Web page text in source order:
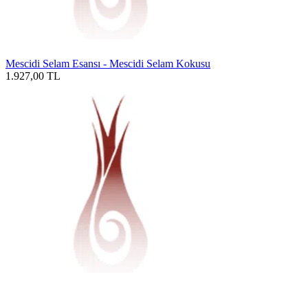
Mescidi Selam Esansı - Mescidi Selam Kokusu
1.927,00 TL